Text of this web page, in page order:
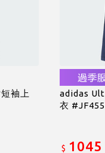
袖上
adidas
衣
$ 1045